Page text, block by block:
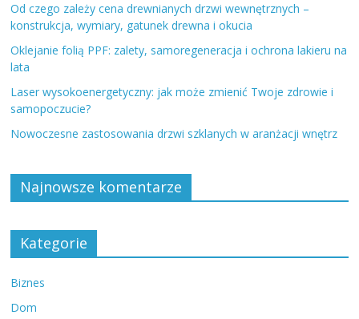
Od czego zależy cena drewnianych drzwi wewnętrznych –
konstrukcja, wymiary, gatunek drewna i okucia
Oklejanie folią PPF: zalety, samoregeneracja i ochrona lakieru na
lata
Laser wysokoenergetyczny: jak może zmienić Twoje zdrowie i
samopoczucie?
Nowoczesne zastosowania drzwi szklanych w aranżacji wnętrz
Najnowsze komentarze
Kategorie
Biznes
Dom